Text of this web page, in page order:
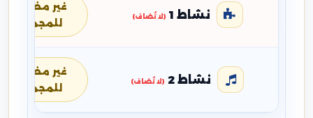
نشاط 1 (لا تُضاف)
غير مضافة
للمجموع
نشاط 2 (لا تُضاف)
غير مضافة
للمجموع